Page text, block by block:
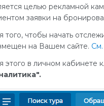
целью рекламной
заявки на
того, чтобы начать
на Вашем сайте.
этого в личном кабинете